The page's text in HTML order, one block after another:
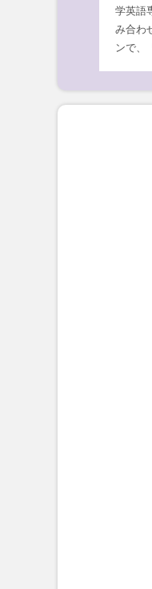
学英語
み合わ
ンで、